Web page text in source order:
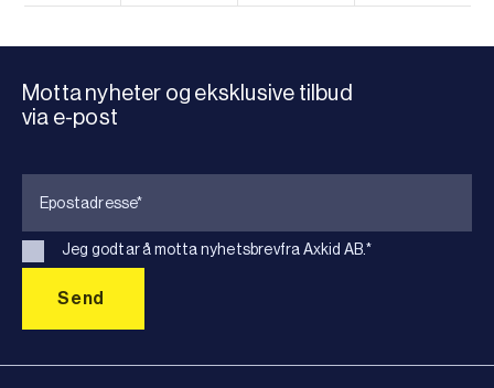
Motta nyheter og eksklusive tilbud
via e-post
Jeg godtar å motta nyhetsbrevfra Axkid AB.*